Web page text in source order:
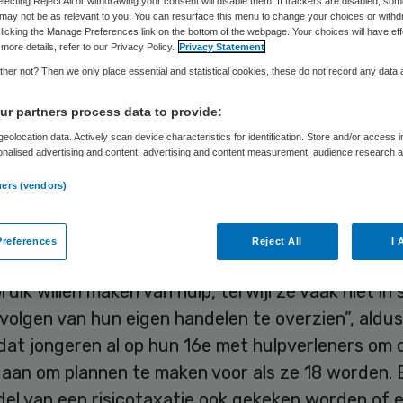
Skipr Redactie 21 mei 2015,05:42 29 keer gelezen
in de jeugdzorg “vallen in een gat” als ze
hebben of een plek waar ze zorg krijgen.
Marc Dullaert dat jeugdbeschermers,
en gemeenten samen maatregelen moeten
moet verplichte hulpverlening mogelijk zijn.
ongeveer zesduizend kinderen die onder
vallen volwassen. “Ze mogen dan zelf
willen maken van hulp, terwijl ze vaak niet in
van hun eigen handelen te overzien”,
jongeren al op hun 16e met hulpverleners om
om plannen te maken voor als ze 18 worden.
not be as relevant to you. You can resurface this menu to change your choices or
the Manage Preferences link on the bottom of the webpage. Your choices will have
details, refer to our Privacy Policy. Privacy Statement
not? Then we only place essential and statistical cookies, these do not record any data
partners process data to provide:
data. Actively scan device characteristics for identification. Store and/or access
advertising and content, advertising and content measurement, audience research
(vendors)
Reject All I